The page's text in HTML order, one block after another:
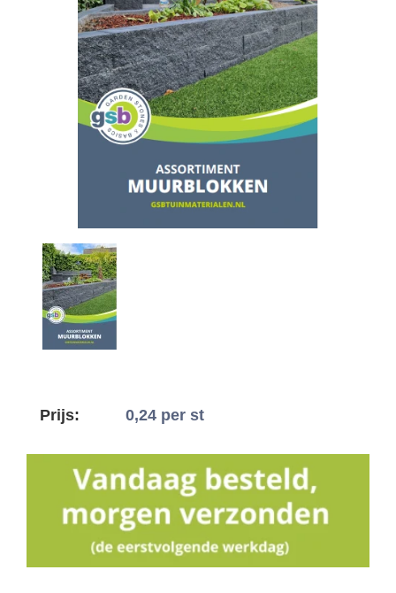
Prijs: 0,24 per st